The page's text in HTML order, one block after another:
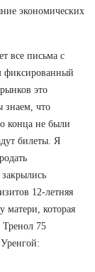
экономических
все письма с
фиксированный
это
знаем, что
конца не были
билеты. Я
12-летняя
матери, которая
Тренол 75